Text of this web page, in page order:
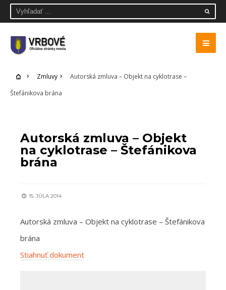
Zmluvy
Autorská zmluva – Objekt na cyklotrase –
Štefánikova brána
Autorská zmluva – Objekt
na cyklotrase – Štefánikova
brána
15. JÚLA 2014
Autorská zmluva – Objekt na cyklotrase – Štefánikova
brána
Stiahnuť dokument